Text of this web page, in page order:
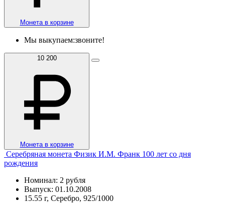
Монета в корзине
Мы выкупаем:звоните!
10 200
Монета в корзине
Серебряная монета Физик И.М. Франк 100 лет со дня
рождения
Номинал: 2 рубля
Выпуск: 01.10.2008
15.55 г, Серебро, 925/1000